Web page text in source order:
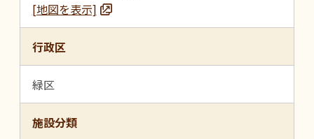
[地図を表示]
行政区
緑区
施設分類